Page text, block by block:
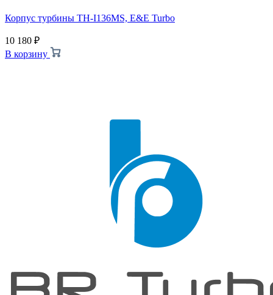
Корпус турбины TH-I136MS, E&E Turbo
10 180 ₽
В корзину